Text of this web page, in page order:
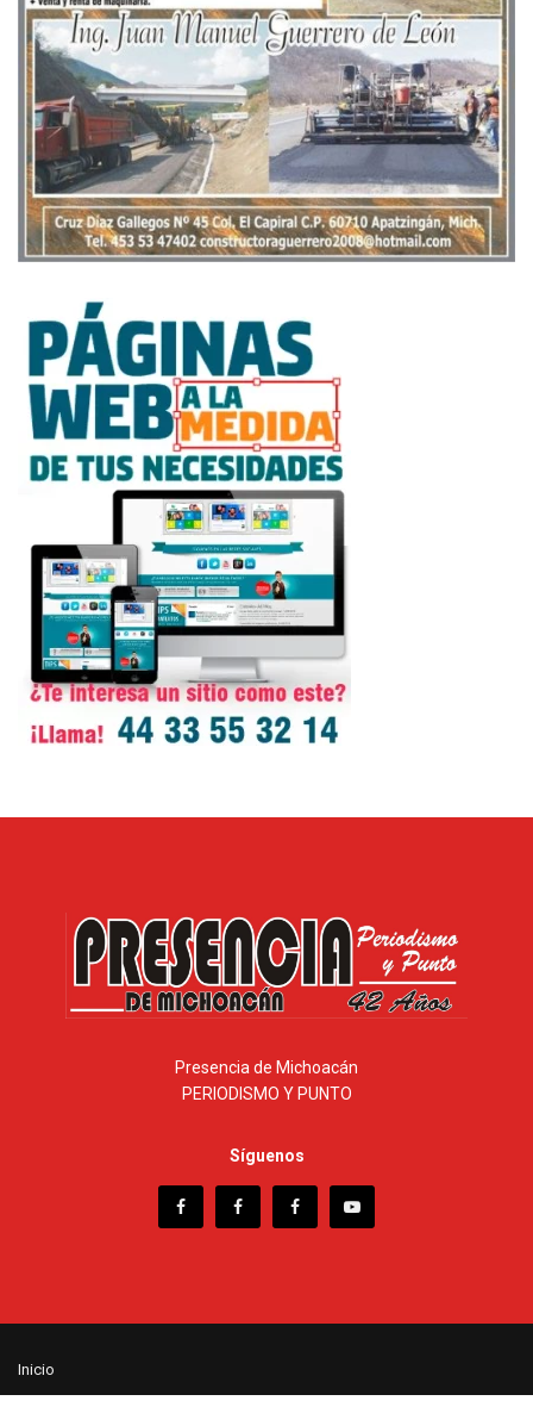
Presencia de Michoacán
PERIODISMO Y PUNTO
Síguenos
Inicio